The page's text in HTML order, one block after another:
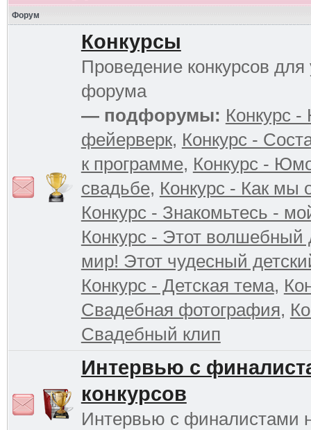
Форум
Конкурсы
Проведение конкурсов для
форума
— подфорумы: Конкурс
фейерверк, Конкурс -
к программе, Конкурс -
свадьбе, Конкурс - Как мы
Конкурс - Знакомьтесь -
Конкурс - Этот волшебный
мир! Этот чудесный
Конкурс - Детская тема,
Свадебная фотография,
Свадебный клип
Интервью с
конкурсов
Интервью с финалистами